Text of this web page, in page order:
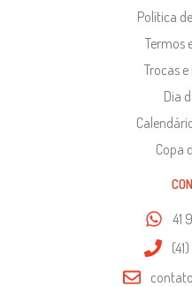
Política
Termos
Trocas
Dia
Copa
41